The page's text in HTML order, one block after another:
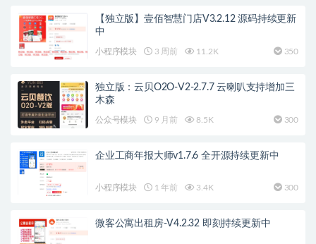
【独立版】壹佰智慧门店V3.2.12 源码持续更新
中
小程序模块 3 周前 11.2K 350
独立版：云贝O2O-V2-2.7.7 云喇叭支持增加三
木森
公众号模块 9 月前 8.5K 300
企业工商年报大师v1.7.6 全开源持续更新中
小程序模块 1 年前 3.4K 300
微客公寓出租房-V4.2.32 即刻持续更新中